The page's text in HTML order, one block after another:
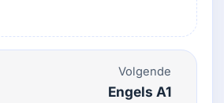
Volgende
Engels A1